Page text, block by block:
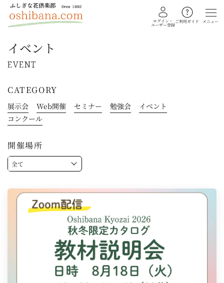
ログイン・
ユーザー登録
ご利用ガイド メニュー
ギャラリー
会員注文フォーム
カテゴリー
押し花・植物標本
ふしぎな花倶楽部
私の花生活
EVENT
イベント
CATEGORY
開催場所
全て